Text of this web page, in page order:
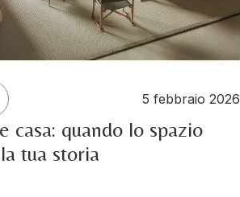
5 febbraio 2026
casa: quando lo spazio
tua storia